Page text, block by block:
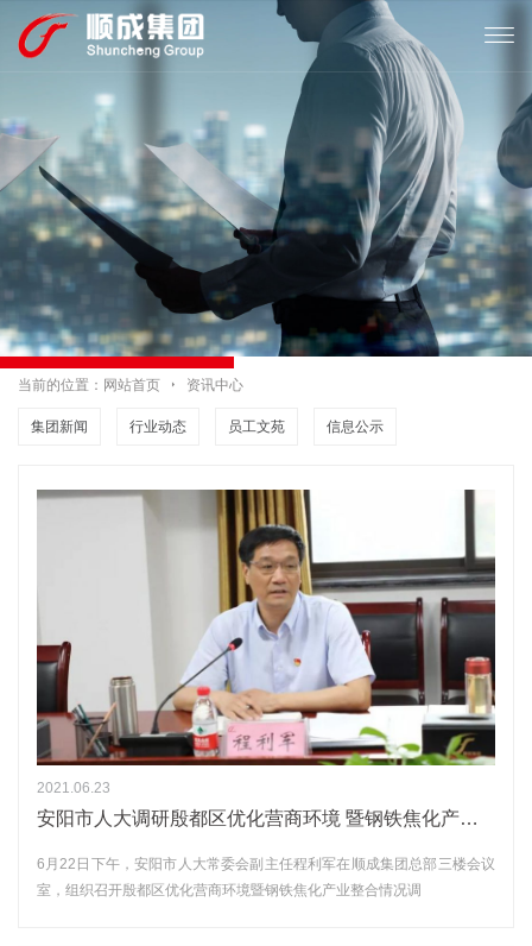

当前的位置： 网站首页  资讯中心
集团新闻 行业动态 员工文苑 信息公示
2021.06.23
安阳市人大调研殷都区优化营商环境 暨钢铁焦化产业整合情况座谈会议 在顺成集团组织召开
6月22日下午，安阳市人大常委会副主任程利军在顺成集团总部三楼会议
室，组织召开殷都区优化营商环境暨钢铁焦化产业整合情况调